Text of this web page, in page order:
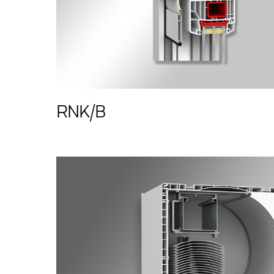
RNK/B